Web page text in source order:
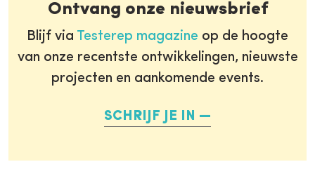
Ontvang onze nieuwsbrief
Blijf via Testerep magazine op de hoogte
van onze recentste ontwikkelingen, nieuwste
projecten en aankomende events.
SCHRIJF JE IN